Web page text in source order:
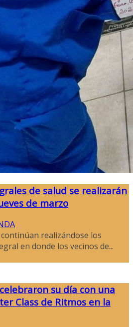
de salud se realizarán
de marzo
realizándose los
en donde los vecinos de...
su día con una
Class de Ritmos en la